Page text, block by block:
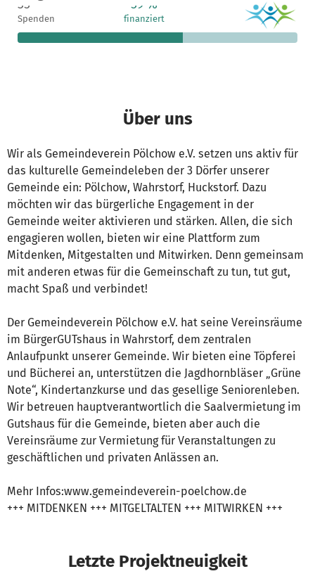
35
Spenden
59 %
finanziert
2.040 €
fehlen noch
Über uns
Wir als Gemeindeverein Pölchow e.V. setzen uns aktiv für
das kulturelle Gemeindeleben der 3 Dörfer unserer
Gemeinde ein: Pölchow, Wahrstorf, Huckstorf. Dazu
möchten wir das bürgerliche Engagement in der
Gemeinde weiter aktivieren und stärken. Allen, die sich
engagieren wollen, bieten wir eine Plattform zum
Mitdenken, Mitgestalten und Mitwirken. Denn gemeinsam
mit anderen etwas für die Gemeinschaft zu tun, tut gut,
macht Spaß und verbindet!
Der Gemeindeverein Pölchow e.V. hat seine Vereinsräume
im BürgerGUTshaus in Wahrstorf, dem zentralen
Anlaufpunkt unserer Gemeinde. Wir bieten eine Töpferei
und Bücherei an, unterstützen die Jagdhornbläser „Grüne
Note“, Kindertanzkurse und das gesellige Seniorenleben.
Wir betreuen hauptverantwortlich die Saalvermietung im
Gutshaus für die Gemeinde, bieten aber auch die
Vereinsräume zur Vermietung für Veranstaltungen zu
geschäftlichen und privaten Anlässen an.
Mehr Infos:www.gemeindeverein-poelchow.de
+++ MITDENKEN +++ MITGELTALTEN +++ MITWIRKEN +++
Letzte Projektneuigkeit